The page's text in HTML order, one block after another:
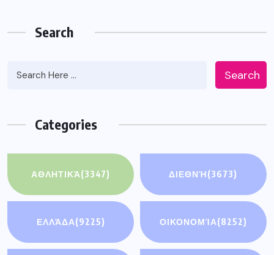
Search
Search
Categories
ΑΘΛΗΤΙΚΆ(3347) ΔΙΕΘΝΉ(3673)
ΕΛΛΆΔΑ(9225) ΟΙΚΟΝΟΜΊΑ(8252)